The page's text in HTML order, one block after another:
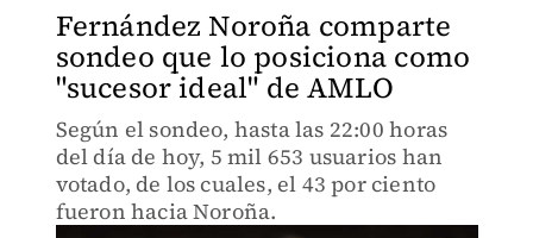
Fernández Noroña comparte
sondeo que lo posiciona como
"sucesor ideal" de AMLO
Según el sondeo, hasta las 22:00 horas
del día de hoy, 5 mil 653 usuarios han
votado, de los cuales, el 43 por ciento
fueron hacia Noroña.